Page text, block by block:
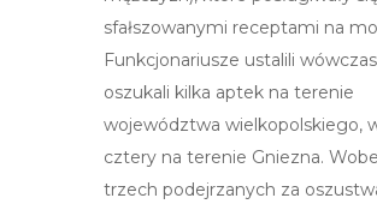
sfałszowanymi receptami na
Funkcjonariusze ustalili
oszukali kilka aptek na terenie
województwa wielkopolskiego,
cztery na terenie Gniezna.
trzech podejrzanych za